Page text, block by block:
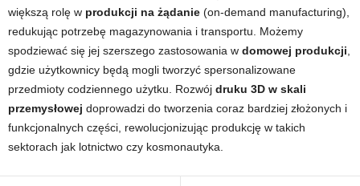
większą rolę w produkcji na żądanie (on-demand manufacturing),
redukując potrzebę magazynowania i transportu. Możemy
spodziewać się jej szerszego zastosowania w domowej produkcji
gdzie użytkownicy będą mogli tworzyć spersonalizowane
przedmioty codziennego użytku. Rozwój druku 3D w skali
przemysłowej doprowadzi do tworzenia coraz bardziej złożonych i
funkcjonalnych części, rewolucjonizując produkcję w takich
sektorach jak lotnictwo czy kosmonautyka.